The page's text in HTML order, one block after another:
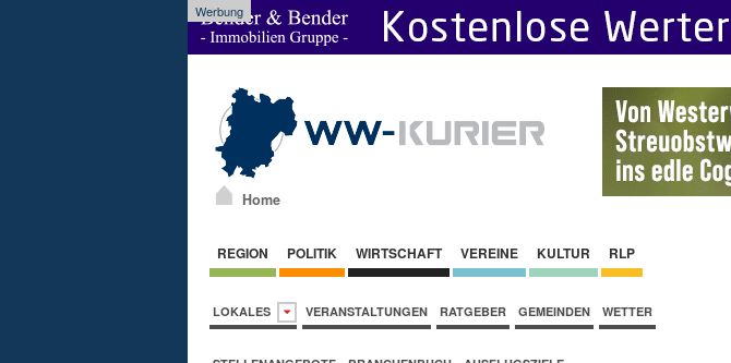
Werbung
Home
REGION POLITIK WIRTSCHAFT VEREINE KULTUR RLP
LOKALES VERANSTALTUNGEN RATGEBER GEMEINDEN WETTER